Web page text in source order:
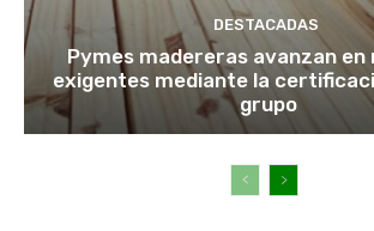
DESTACADAS
Pymes madereras avanzan en
exigentes mediante la
grupo